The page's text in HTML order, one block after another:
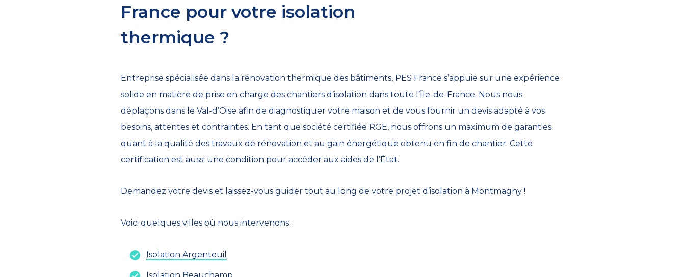
France pour votre isolation
thermique ?
Entreprise spécialisée dans la rénovation thermique des bâtiments, PES France s’appuie sur une expérience
solide en matière de prise en charge des chantiers d’isolation dans toute l’Île-de-France. Nous nous
déplaçons dans le Val-d’Oise afin de diagnostiquer votre maison et de vous fournir un devis adapté à vos
besoins, attentes et contraintes. En tant que société certifiée RGE, nous offrons un maximum de garanties
quant à la qualité des travaux de rénovation et au gain énergétique obtenu en fin de chantier. Cette
certification est aussi une condition pour accéder aux aides de l’État.
Demandez votre devis et laissez-vous guider tout au long de votre projet d’isolation à Montmagny !
Voici quelques villes où nous intervenons :
Isolation Argenteuil